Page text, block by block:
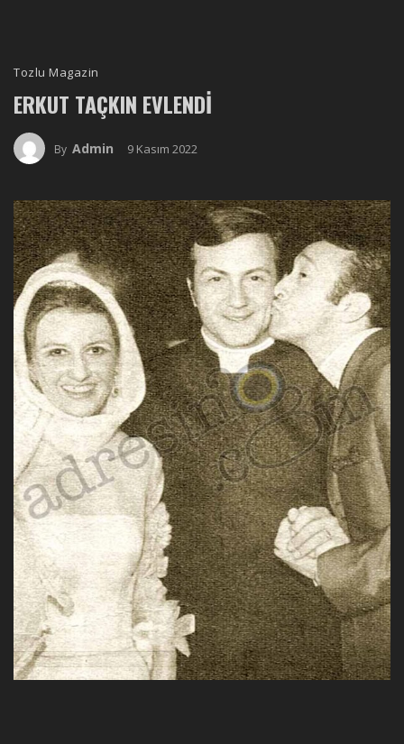
Tozlu Magazin
ERKUT TAÇKIN EVLENDI
By Admin 9 Kasım 2022